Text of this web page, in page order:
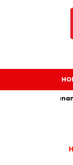
Perjalanan Istri